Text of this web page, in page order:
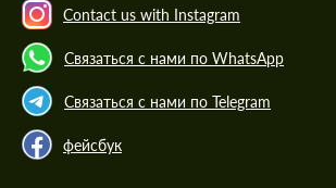
Contact us with Instagram
Связаться с нами по WhatsApp
Связаться с нами по Telegram
фейсбук